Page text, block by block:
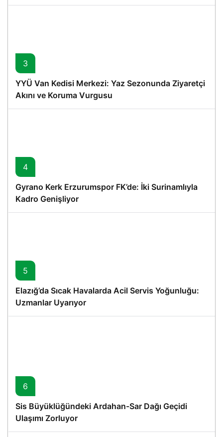
3
YYÜ Van Kedisi Merkezi: Yaz Sezonunda Ziyaretçi
Akını ve Koruma Vurgusu
4
Gyrano Kerk Erzurumspor FK’de: İki Surinamlıyla
Kadro Genişliyor
5
Elazığ’da Sıcak Havalarda Acil Servis Yoğunluğu:
Uzmanlar Uyarıyor
6
Sis Büyüklüğündeki Ardahan-Sar Dağı Geçidi
Ulaşımı Zorluyor